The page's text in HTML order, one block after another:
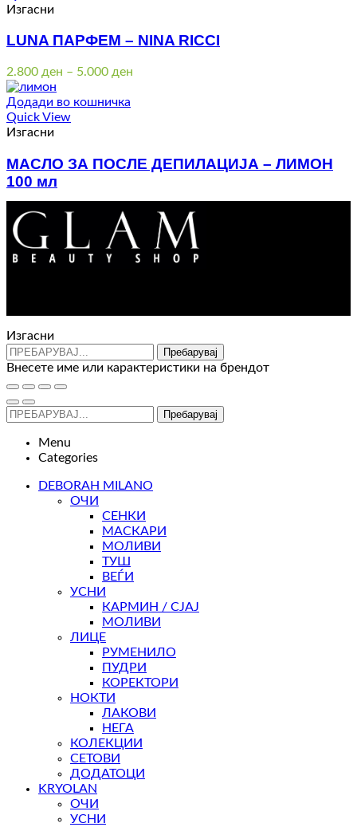
Изгасни
LUNA ПАРФЕМ – NINA RICCI
2.800 ден – 5.000 ден
Додади во кошничка
Quick View
Изгасни
МАСЛО ЗА ПОСЛЕ ДЕПИЛАЦИЈА – ЛИМОН
100 мл
160ден
Изгасни
Пребарувај
Внесете име или карактеристики на брендот
Пребарувај
Menu
Categories
DEBORAH MILANO
ОЧИ
СЕНКИ
МАСКАРИ
МОЛИВИ
ТУШ
ВЕЃИ
УСНИ
КАРМИН / СЈАЈ
МОЛИВИ
ЛИЦЕ
РУМЕНИЛО
ПУДРИ
КОРЕКТОРИ
НОКТИ
ЛАКОВИ
НЕГА
КОЛЕКЦИИ
СЕТОВИ
ДОДАТОЦИ
KRYOLAN
ОЧИ
УСНИ